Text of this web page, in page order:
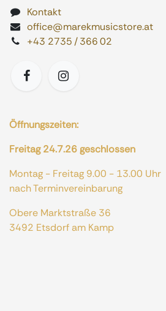
Kontakt
office@marekmusicstore.at
+43 2735 / 366 02
Öffnungszeiten:
Freitag 24.7.26 geschlossen
Montag - Freitag 9.00 -
nach Terminvereinbarung
Obere
3492 Etsdorf am Kamp